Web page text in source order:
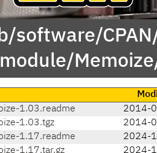
software/
module/
1.03.readme
2014-
1.03.tgz
2014-
1.17.readme
2024-
1.17.tar.gz
2024-